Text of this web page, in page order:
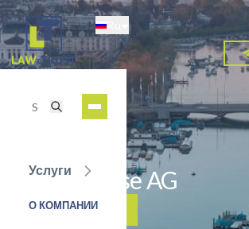
Перейти
к
основному
содержанию
Услуги
О КОМПАНИИ
Credit Suisse AG
ЗАЯВКА НА УСЛУГУ